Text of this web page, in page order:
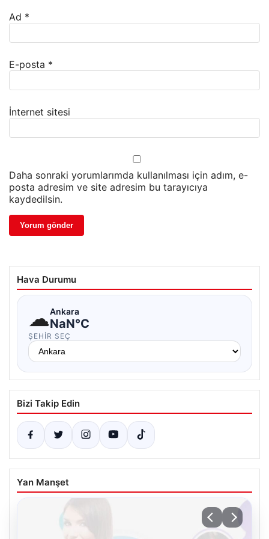
Ad *
E-posta *
İnternet sitesi
Daha sonraki yorumlarımda kullanılması için adım, e-
posta adresim ve site adresim bu tarayıcıya
kaydedilsin.
Hava Durumu
☁Ankara
NaN°C
ŞEHIR SEÇ
Bizi Takip Edin
Yan Manşet